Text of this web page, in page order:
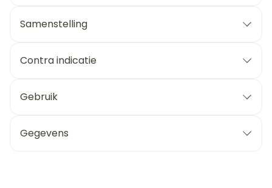
Samenstelling
Contra indicatie
Gebruik
Gegevens